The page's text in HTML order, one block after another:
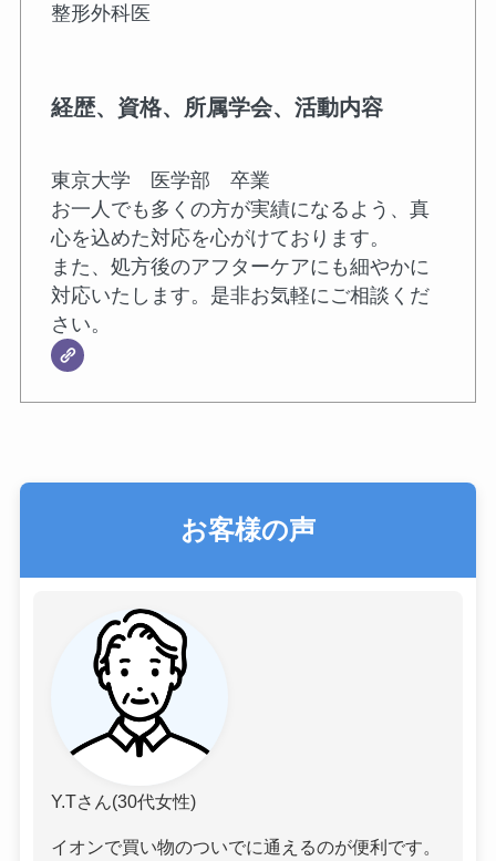
整形外科医
経歴、資格、所属学会、活動内容
東京大学 医学部 卒業
お一人でも多くの方が実績になるよう、真
心を込めた対応を心がけております。
また、処方後のアフターケアにも細やかに
対応いたします。是非お気軽にご相談くだ
さい。
お客様の声
Y.Tさん(30代女性)
イオンで買い物のついでに通えるのが便利です。